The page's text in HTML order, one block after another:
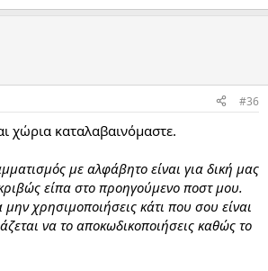
#36
χώρια καταλαβαινόμαστε.
με αλφάβητο είναι για δική μας
είπα στο προηγούμενο ποστ μου.
χρησιμοποιήσεις κάτι που σου είναι
να το αποκωδικοποιήσεις καθώς το